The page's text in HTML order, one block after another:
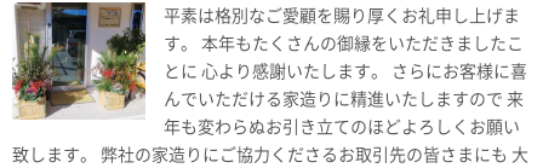
平素は格別なご愛顧を賜り厚くお礼申し上げま
す。 本年もたくさんの御縁をいただきましたこ
とに 心より感謝いたします。 さらにお客様に喜
んでいただける家造りに精進いたしますので 来
年も変わらぬお引き立てのほどよろしくお願い
致します。 弊社の家造りにご協力くださるお取引先の皆さまにも 大